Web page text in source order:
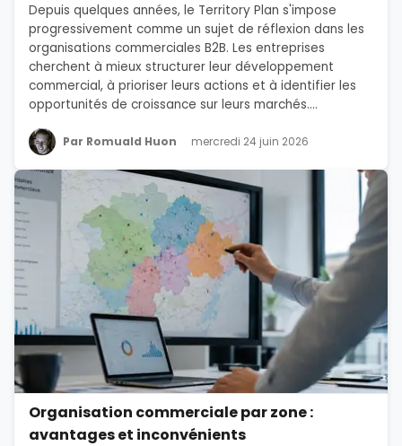
Depuis quelques années, le Territory Plan s'impose
progressivement comme un sujet de réflexion dans les
organisations commerciales B2B. Les entreprises
cherchent à mieux structurer leur développement
commercial, à prioriser leurs actions et à identifier les
opportunités de croissance sur leurs marchés....
Par Romuald Huon mercredi 24 juin 2026
Organisation commerciale par zone :
avantages et inconvénients